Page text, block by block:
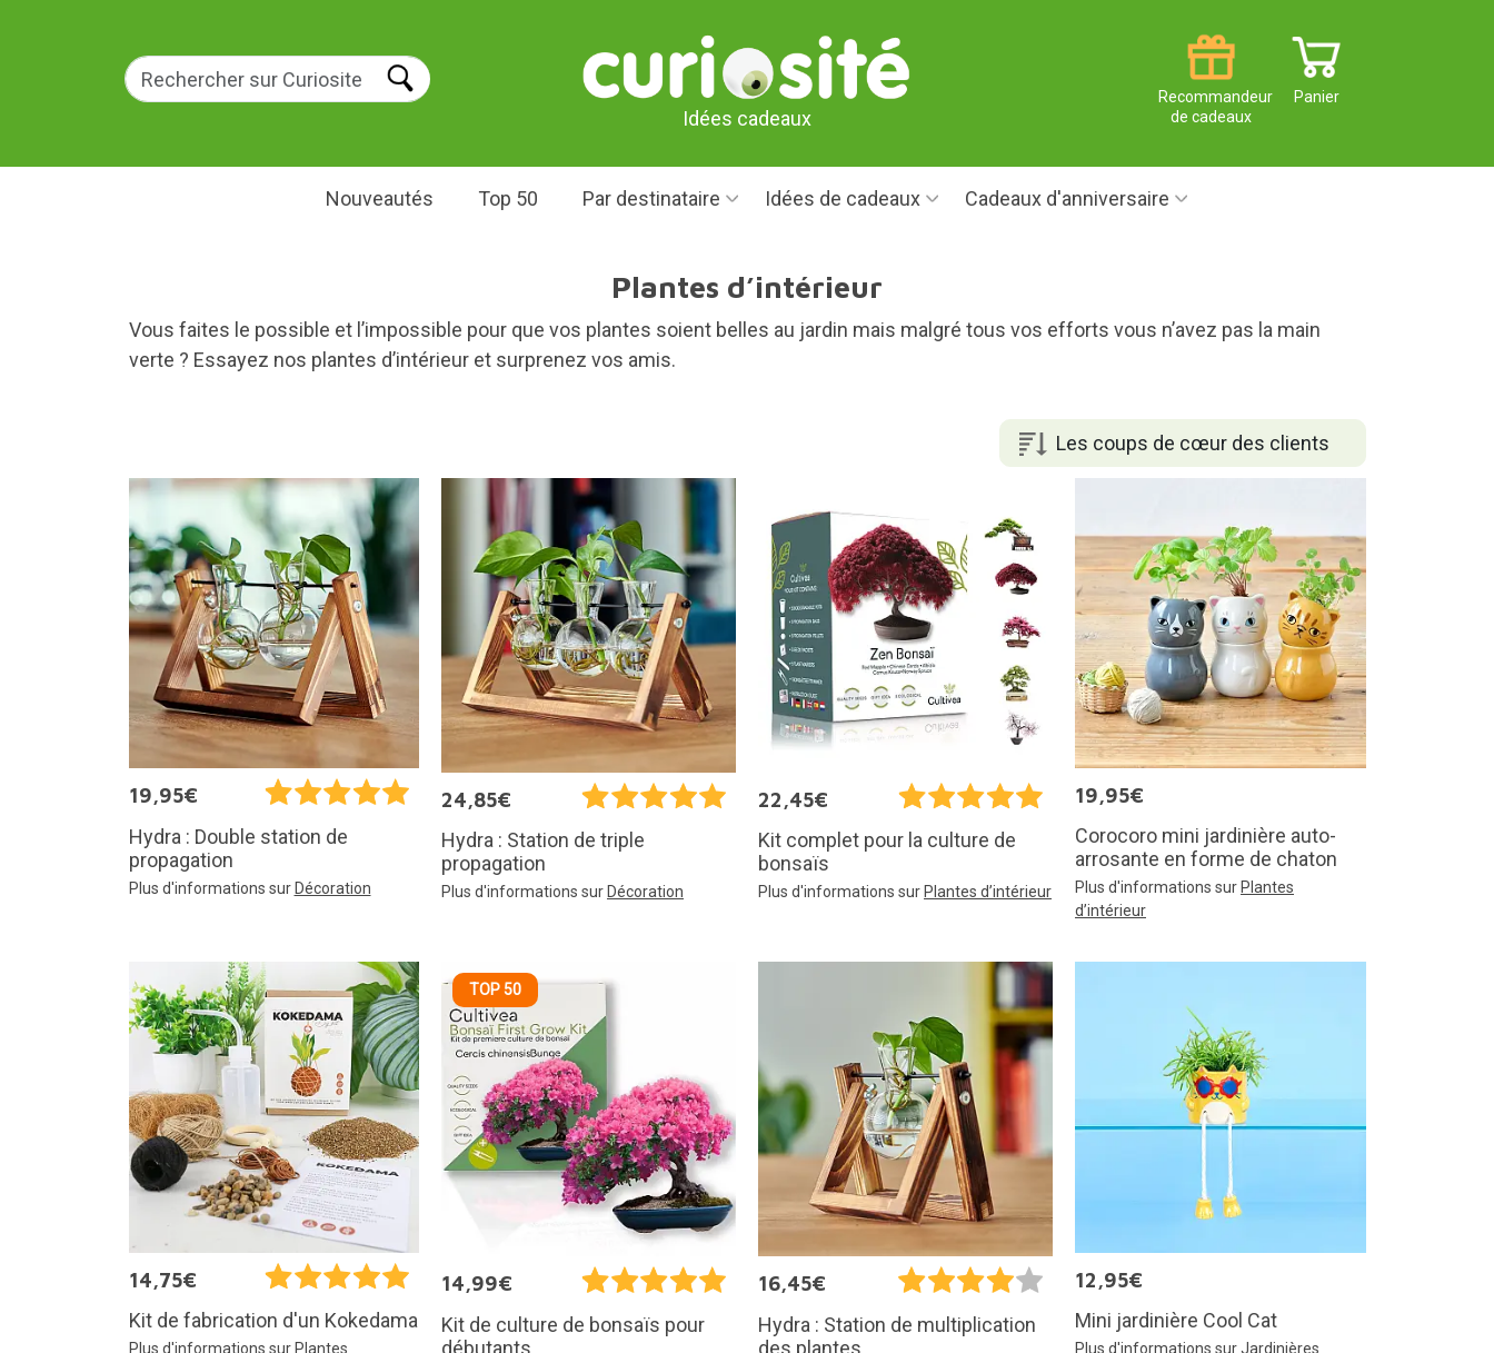
Idées cadeaux
Panier
Recommandeur
de cadeaux
Nouveautés Top 50 Par destinataire Idées de cadeaux Cadeaux d'anniversaire
Plantes d’intérieur
Vous faites le possible et l’impossible pour que vos plantes soient belles au jardin mais malgré tous vos efforts vous n’avez pas la main
verte ? Essayez nos plantes d’intérieur et surprenez vos amis.
Les coups de cœur des clients
19,95€
Hydra : Double station de
propagation
Plus d'informations sur Décoration
24,85€
Hydra : Station de triple
propagation
Plus d'informations sur Décoration
22,45€
Kit complet pour la culture de
bonsaïs
Plus d'informations sur Plantes d’intérieur
19,95€
Corocoro mini jardinière auto-
arrosante en forme de chaton
Plus d'informations sur Plantes
d’intérieur
14,75€
Kit de fabrication d'un Kokedama
Plus d'informations sur Plantes
TOP 50
14,99€
Kit de culture de bonsaïs pour
débutants
16,45€
Hydra : Station de multiplication
des plantes
12,95€
Mini jardinière Cool Cat
Plus d'informations surJardinières